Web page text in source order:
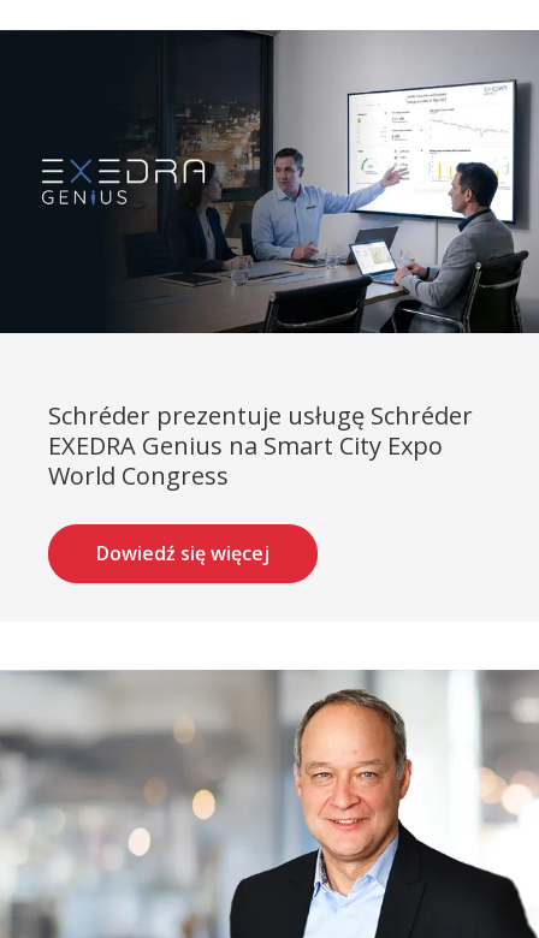
Schréder prezentuje usługę Schréder
EXEDRA Genius na Smart City Expo
World Congress
Dowiedź się więcej